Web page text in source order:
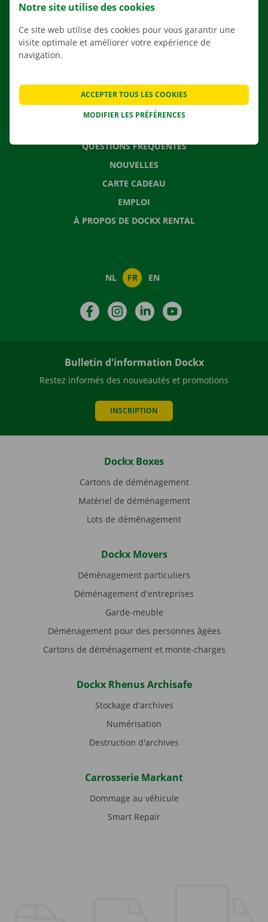
NOS SERVICES
AGENCES
QUESTIONS FRÉQUENTES
NOUVELLES
CARTE CADEAU
EMPLOI
À PROPOS DE DOCKX RENTAL
NL FR EN
FacebookInstagramLinkedIn
Bulletin d'information Dockx
Restez informés des nouveautés et promotions
INSCRIPTION
Dockx Boxes
Cartons de déménagement
Matériel de déménagement
Lots de déménagement
Dockx Movers
Déménagement particuliers
Déménagement d'entreprises
Garde-meuble
Déménagement pour des personnes âgées
Cartons de déménagement et monte-charges
Dockx Rhenus Archisafe
Stockage d'archives
Numérisation
Destruction d'archives
Carrosserie Markant
Dommage au véhicule
Smart Repair
Notre site utilise des cookies
Ce site web utilise des cookies pour vous garantir une
visite optimale et améliorer votre expérience de
navigation.
MODIFIER LES PRÉFÉRENCES
ACCEPTER TOUS LES COOKIES